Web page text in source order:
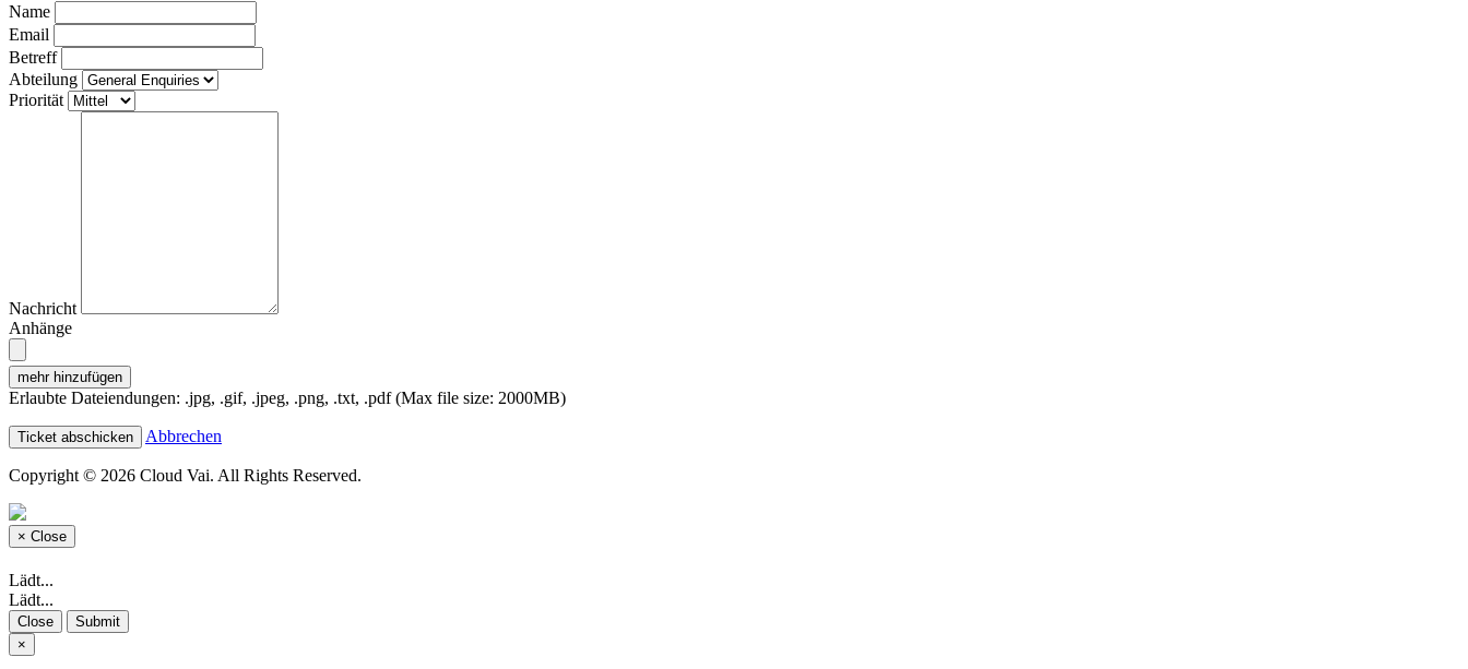
Name
Email
Betreff
Abteilung
Priorität
Nachricht
Anhänge
mehr hinzufügen
Erlaubte Dateiendungen: .jpg, .gif, .jpeg, .png, .txt, .pdf (Max file size: 2000MB)
Abbrechen
Copyright © 2026 Cloud Vai. All Rights Reserved.
× Close
Lädt...
Lädt...
Close
Submit
×